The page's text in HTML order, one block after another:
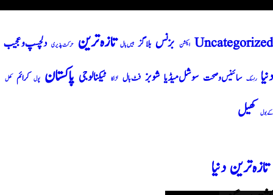
Uncategorized ایکشن بزنس بلاگز بیس بال تازہ ترین حرکت پذیری دلچسپ و عجیب
دنیا ریسنگ سائینس و صحت سوشل میڈیا شوبز فٹ بال لڑاکا ٹیکنالوجی پاکستان پول کرائم کھل
کے بول کھیل
تازہ تریندنیا